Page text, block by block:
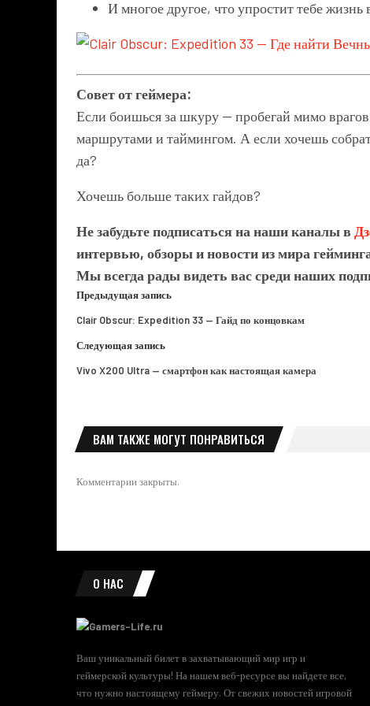
И многое другое, что упростит тебе
Совет от геймера:
Если боишься за шкуру — пробегай мимо
маршрутами и таймингом. А если хочешь
да?
Хочешь больше таких гайдов?
Не забудьте подписаться на наши каналы в
интервью, обзоры и новости из мира
Мы всегда рады видеть вас среди наших
Предыдущая запись
Clair Obscur: Expedition 33 — Гайд по концовкам
Следующая запись
Vivo X200 Ultra — смартфон как настоящая камера
ВАМ ТАКЖЕ МОГУТ ПОНРАВИТЬСЯ
Комментарии закрыты.
О НАС
Ваш уникальный билет в захватывающий мир игр и
геймерской культуры! На нашем веб-ресурсе вы найдете все,
что нужно настоящему геймеру. От свежих новостей игровой